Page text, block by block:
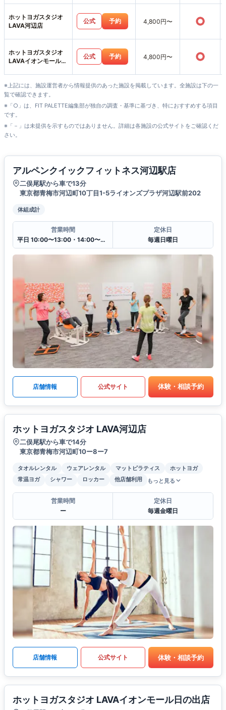
ホットヨガスタジオ
LAVA河辺店
公式 予約 4,800円〜 ○
ホットヨガスタジオ
LAVAイオンモール日
公式 予約 4,800円〜 ○
※上記には、施設運営者から情報提供のあった施設を掲載しています。全施設は下の一
覧で確認できます。
※「○」は、FIT PALETTE編集部が独自の調査・基準に基づき、特におすすめする項目
です。
※「－」は未提供を示すものではありません。詳細は各施設の公式サイトをご確認くだ
さい。
アルペンクイックフィットネス河辺駅店
二俣尾駅から車で13分
東京都青梅市河辺町10丁目1-5ライオンズプラザ河辺駅前202
体組成計
営業時間
平日 10:00〜13:00・14:00〜20:00
定休日
毎週日曜日
店舗情報 公式サイト 体験・相談予約
ホットヨガスタジオ LAVA河辺店
二俣尾駅から車で14分
東京都青梅市河辺町10ー8ー7
タオルレンタル ウェアレンタル マットピラティス
ホットヨガ
常温ヨガ
シャワー ロッカー 他店舗利用 もっと見る
営業時間
ー
定休日
毎週金曜日
店舗情報 公式サイト 体験・相談予約
ホットヨガスタジオ LAVAイオンモール日の出店